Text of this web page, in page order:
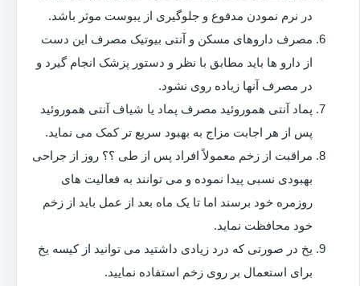
در نرم نمودن مدفوع و جلوگیری از یبوست موثر باشد.
مصرف داروهای مسکن و آنتی بیوتیک مصرف این دست
از دارو ها باید مطابق با نظر و دستور پزشک انجام گیرد و
در مصرف آنها زیاده روی نشود.
پماد آنتی هموروئید مصرف پماد یا شیاف آنتی هموروئید
پس از هر اجابت مزاج به بهبود سریع تر کمک می نماید.
مراقبت از زخم معمولاً افراد پس از طی ؟؟ روز از جراحی
بهبودی نسبی پیدا نموده و می توانند به فعالیت های
روزمره خود برسند اما تا یک ماه بعد از عمل باید از زخم
خود محافظت نماید.
یخ در صورتی که درد زیادی داشتید می توانید از کیسه یخ
برای استعمال بر روی زخم استفاده نمایید.